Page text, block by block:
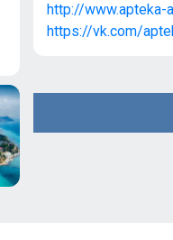
http://www.apteka-
https://vk.com/